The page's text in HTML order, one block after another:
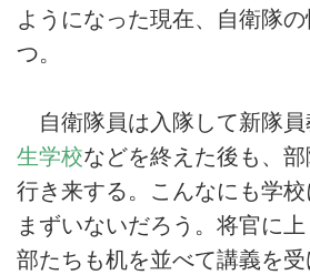
ようになった現在、自衛隊
つ。
自衛隊員は入隊して新隊員
生学校などを終えた後も、
行き来する。こんなにも学
まずいないだろう。将官に
部たちも机を並べて講義を